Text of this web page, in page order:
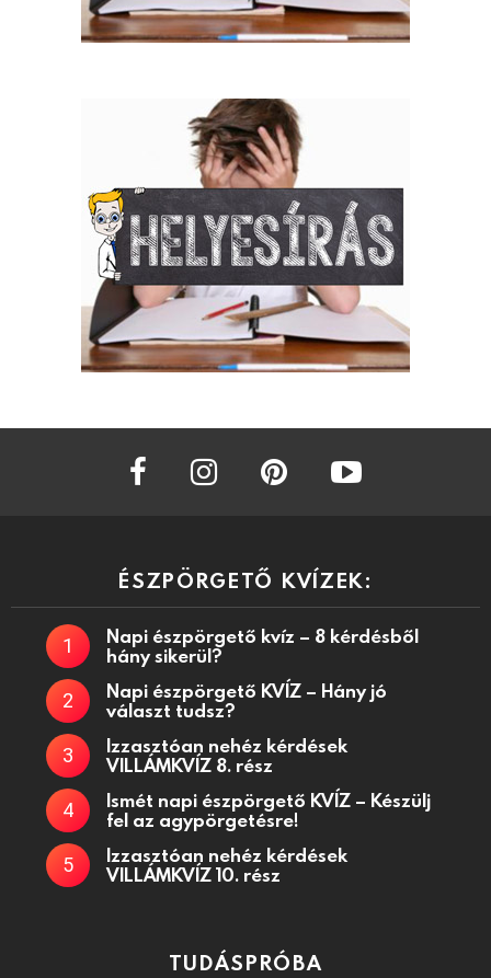
facebook instagram
ÉSZPÖRGETŐ KVÍZEK:
Napi észpörgető kvíz – 8 kérdésből
hány sikerül?
Napi észpörgető KVÍZ – Hány jó
választ tudsz?
Izzasztóan nehéz kérdések
VILLÁMKVÍZ 8. rész
Ismét napi észpörgető KVÍZ – Készülj
fel az agypörgetésre!
Izzasztóan nehéz kérdések
VILLÁMKVÍZ 10. rész
TUDÁSPRÓBA